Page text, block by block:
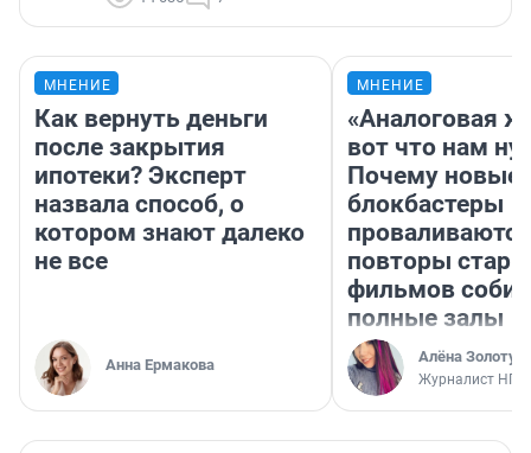
МНЕНИЕ
Как вернуть деньги
после закрытия
ипотеки? Эксперт
назвала способ, о
котором знают далеко
не все
Анна Ермакова
МНЕНИЕ
«Аналоговая
вот что нам
Почему новые
блокбастеры
повторы
фильмов
полные залы
Алёна
Журналист НГС